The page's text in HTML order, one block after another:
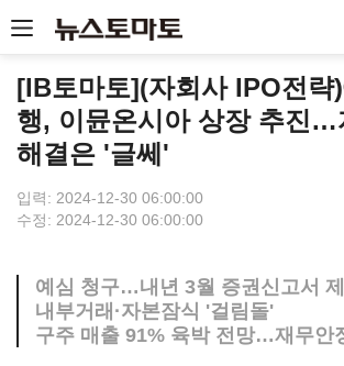
[IB토마토](자회사 IPO전
행, 이뮨온시아 상장 추진…
해결은 '글쎄'
입력: 2024-12-30 06:00:00
수정: 2024-12-30 06:00:00
예심 청구…내년 3월 증권신고서
내부거래·자본잠식 '걸림돌'
구주 매출 91% 육박 전망…재무안